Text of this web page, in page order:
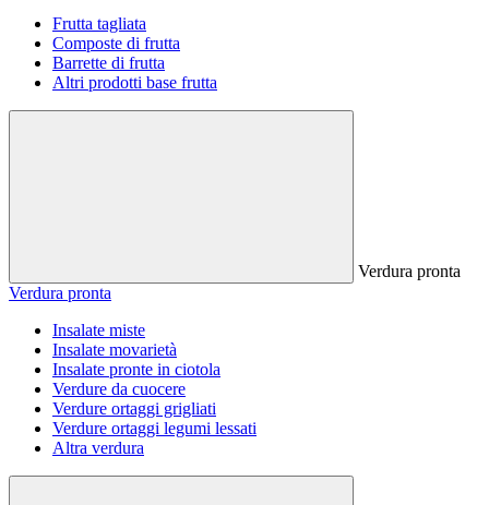
Frutta tagliata
Composte di frutta
Barrette di frutta
Altri prodotti base frutta
Verdura pronta
Verdura pronta
Insalate miste
Insalate movarietà
Insalate pronte in ciotola
Verdure da cuocere
Verdure ortaggi grigliati
Verdure ortaggi legumi lessati
Altra verdura